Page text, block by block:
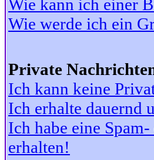
Wie kann ich einer
Wie werde ich ein
Private
Ich kann keine
Ich erhalte dauernd
Ich habe eine
erhalten!